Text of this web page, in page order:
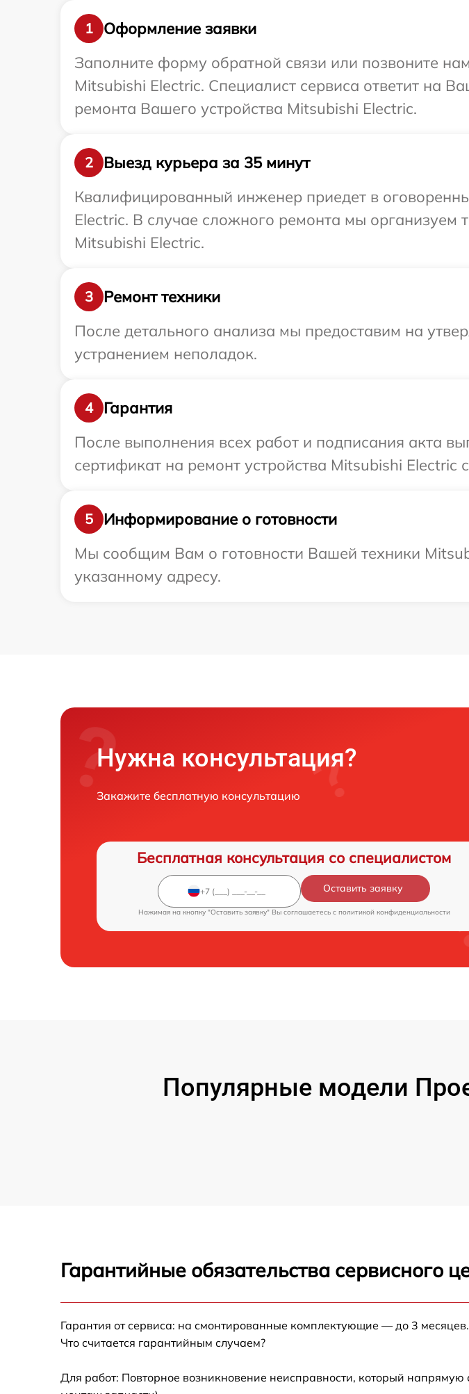
1
Оформление заявки
Заполните форму обратной связи или позвоните
Mitsubishi Electric. Специалист сервиса ответит на
ремонта Вашего устройства Mitsubishi Electric.
2
Выезд курьера за 35 минут
Квалифицированный инженер приедет в
Electric. В случае сложного ремонта мы организуем
Mitsubishi Electric.
3
Ремонт техники
После детального анализа мы предоставим на
устранением неполадок.
4
Гарантия
После выполнения всех работ и подписания акта
сертификат на ремонт устройства Mitsubishi Electric
5
Информирование о готовности
Мы сообщим Вам о готовности Вашей техники
указанному адресу.
Нужна консультация?
Закажите бесплатную консультацию
Бесплатная консультация со специалистом
Оставить заявку
Нажимая на кнопку "Оставить заявку" Вы соглашаетесь c политикой конфиденциальности
Популярные модели
Гарантийные обязательства сервисного
Гарантия от сервиса: на смонтированные комплектующие — до 3 месяцев.
Что считается гарантийным случаем?
Для работ: Повторное возникновение неисправности, который